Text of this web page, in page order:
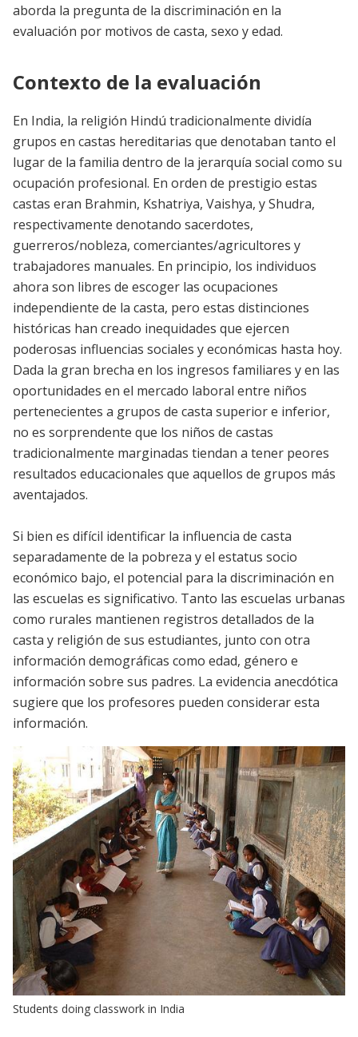
aborda la pregunta de la discriminación en la
evaluación por motivos de casta, sexo y edad.
Contexto de la evaluación
En India, la religión Hindú tradicionalmente dividía
grupos en castas hereditarias que denotaban tanto el
lugar de la familia dentro de la jerarquía social como su
ocupación profesional. En orden de prestigio estas
castas eran Brahmin, Kshatriya, Vaishya, y Shudra,
respectivamente denotando sacerdotes,
guerreros/nobleza, comerciantes/agricultores y
trabajadores manuales. En principio, los individuos
ahora son libres de escoger las ocupaciones
independiente de la casta, pero estas distinciones
históricas han creado inequidades que ejercen
poderosas influencias sociales y económicas hasta hoy.
Dada la gran brecha en los ingresos familiares y en las
oportunidades en el mercado laboral entre niños
pertenecientes a grupos de casta superior e inferior,
no es sorprendente que los niños de castas
tradicionalmente marginadas tiendan a tener peores
resultados educacionales que aquellos de grupos más
aventajados.
Si bien es difícil identificar la influencia de casta
separadamente de la pobreza y el estatus socio
económico bajo, el potencial para la discriminación en
las escuelas es significativo. Tanto las escuelas urbanas
como rurales mantienen registros detallados de la
casta y religión de sus estudiantes, junto con otra
información demográficas como edad, género e
información sobre sus padres. La evidencia anecdótica
sugiere que los profesores pueden considerar esta
información.
Students doing classwork in India